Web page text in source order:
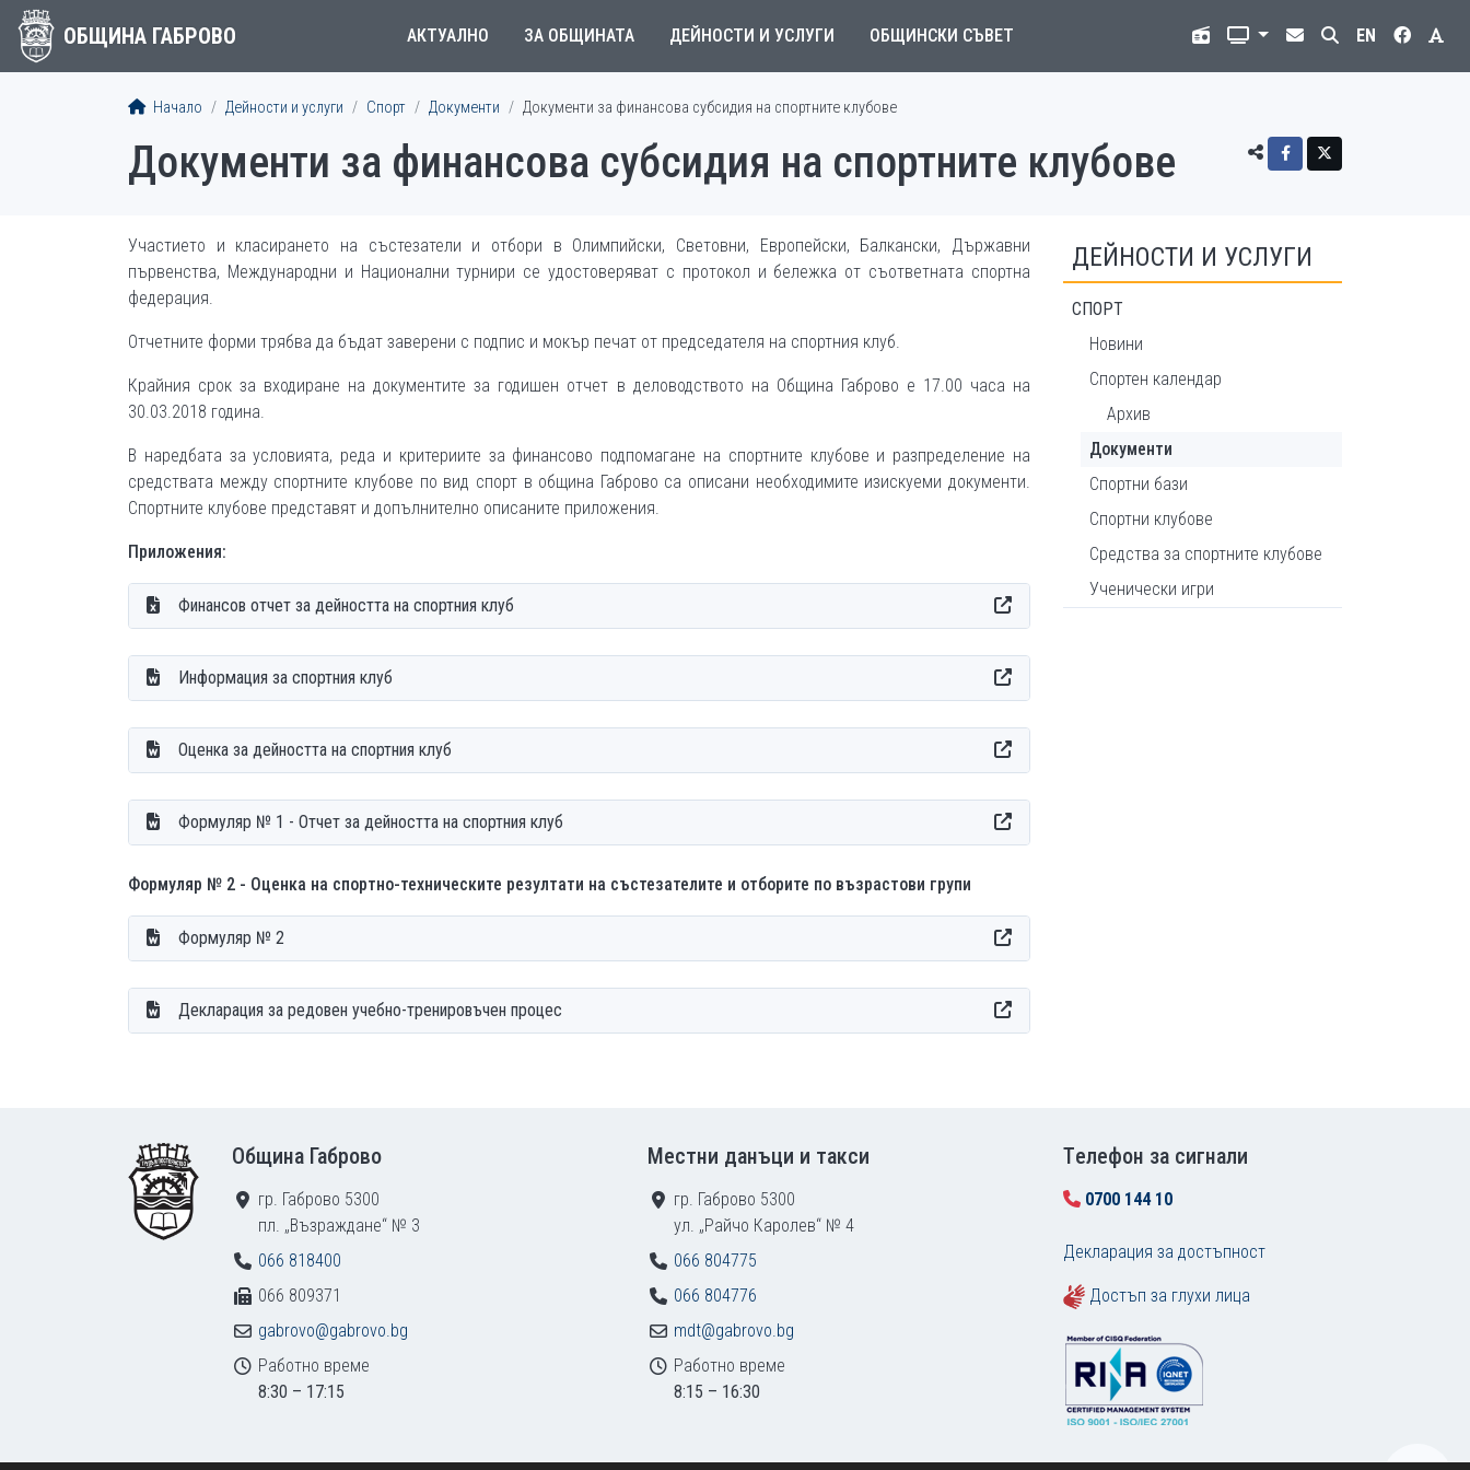
ОБЩИНА ГАБРОВО АКТУАЛНО ЗА ОБЩИНАТА ДЕЙНОСТИ И УСЛУГИ ОБЩИНСКИ СЪВЕТ EN
Начало Дейности и услуги Спорт Документи Документи за финансова субсидия на спортните клубове
Документи за финансова субсидия на спортните клубове
Участието и класирането на състезатели и отбори в Олимпийски, Световни, Европейски, Балкански, Държавни
първенства, Международни и Национални турнири се удостоверяват с протокол и бележка от съответната спортна
федерация.
Отчетните форми трябва да бъдат заверени с подпис и мокър печат от председателя на спортния клуб.
Крайния срок за входиране на документите за годишен отчет в деловодството на Община Габрово е 17.00 часа на
30.03.2018 година.
В наредбата за условията, реда и критериите за финансово подпомагане на спортните клубове и разпределение на
средствата между спортните клубове по вид спорт в община Габрово са описани необходимите изискуеми документи.
Спортните клубове представят и допълнително описаните приложения.
Приложения:
Финансов отчет за дейността на спортния клуб
Информация за спортния клуб
Оценка за дейността на спортния клуб
Формуляр № 1 - Отчет за дейността на спортния клуб
Формуляр № 2 - Оценка на спортно-техническите резултати на състезателите и отборите по възрастови групи
Формуляр № 2
Декларация за редовен учебно-тренировъчен процес
ДЕЙНОСТИ И УСЛУГИ
СПОРТ
Новини
Спортен календар
Архив
Документи
Спортни бази
Спортни клубове
Средства за спортните клубове
Ученически игри
Община Габрово
гр. Габрово 5300
пл. „Възраждане“ № 3
066 818400
066 809371
gabrovo@gabrovo.bg
Работно време
8:30 – 17:15
Местни данъци и такси
гр. Габрово 5300
ул. „Райчо Каролев“ № 4
066 804775
066 804776
mdt@gabrovo.bg
Работно време
8:15 – 16:30
Tелефон за сигнали
0700 144 10
Декларация за достъпност
Достъп за глухи лица